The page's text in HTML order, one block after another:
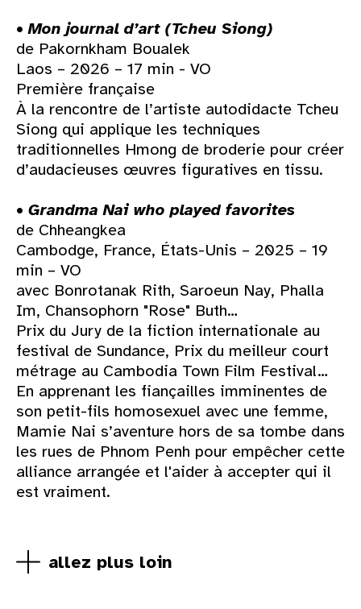
•Mon journal d’art (Tcheu Siong)
de Pakornkham Boualek
Laos – 2026 – 17 min - VO
Première française
À la rencontre de l’artiste autodidacte Tcheu
Siong qui applique les techniques
traditionnelles Hmong de broderie pour créer
d’audacieuses œuvres figuratives en tissu.
• Grandma Nai who played favorites
de Chheangkea
Cambodge, France, États-Unis – 2025 – 19
min – VO
avec Bonrotanak Rith, Saroeun Nay, Phalla
Im, Chansophorn "Rose" Buth…
Prix du Jury de la fiction internationale au
festival de Sundance, Prix du meilleur court
métrage au Cambodia Town Film Festival…
En apprenant les fiançailles imminentes de
son petit-fils homosexuel avec une femme,
Mamie Nai s’aventure hors de sa tombe dans
les rues de Phnom Penh pour empêcher cette
alliance arrangée et l'aider à accepter qui il
est vraiment.
allez plus loin